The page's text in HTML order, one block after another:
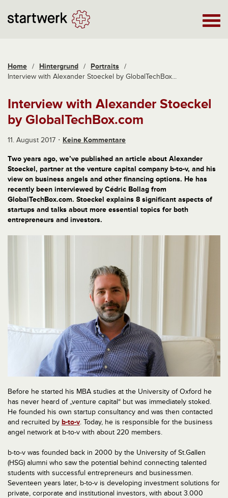
Home / Hintergrund / Portraits /
Interview with Alexander Stoeckel by GlobalTechBox...
Interview with Alexander Stoeckel
by GlobalTechBox.com
11. August 2017 Keine Kommentare
Two years ago, we’ve published an article about Alexander
Stoeckel, partner at the venture capital company b-to-v, and his
view on business angels and other financing options. He has
recently been interviewed by Cédric Bollag from
GlobalTechBox.com. Stoeckel explains 8 significant aspects of
startups and talks about more essential topics for both
entrepreneurs and investors.
Before he started his MBA studies at the University of Oxford he
has never heard of „venture capital“ but was immediately stoked.
He founded his own startup consultancy and was then contacted
and recruited by b-to-v. Today, he is responsible for the business
angel network at b-to-v with about 220 members.
b-to-v was founded back in 2000 by the University of St.Gallen
(HSG) alumni who saw the potential behind connecting talented
students with successful entrepreneurs and businessmen.
Seventeen years later, b-to-v is developing investment solutions for
private, corporate and institutional investors, with about 3.000